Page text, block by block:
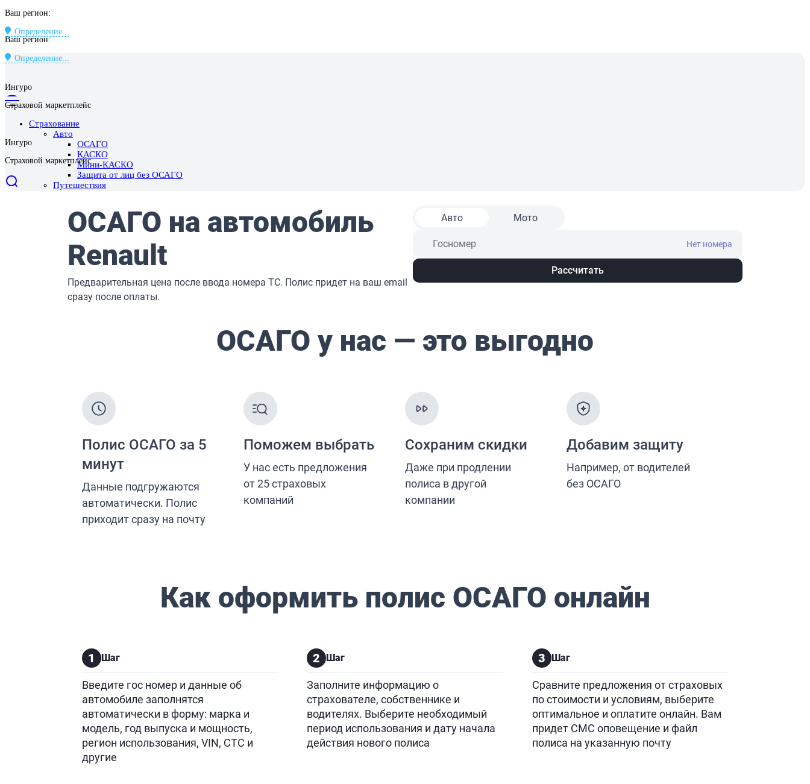
Ваш регион:
Определение...
Ваш регион:
Определение...
Ингуро
Страховой маркетплейс
Страхование
Авто
ОСАГО
КАСКО
Мини-КАСКО
Защита от лиц без ОСАГО
Путешествия
Отмена поездки
Имущество
Страхование дома
Страхование ответственности перед соседями
Ипотека
Жизнь и здоровье
Страхование от несчастных случаев
Страхование спортсменов
Ингуро
Страховой маркетплейс